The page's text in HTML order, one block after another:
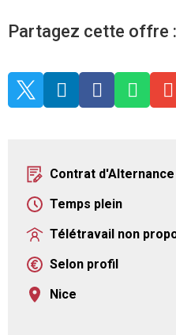
Partagez cette offre :
    
Contrat d'Alternance
Temps plein
Télétravail non
Selon profil
Nice